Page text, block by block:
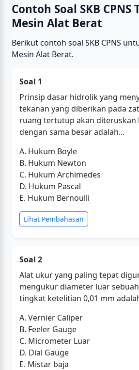
Contoh Soal SKB CPNS
Mesin Alat Berat
Berikut contoh soal SKB CPNS
Mesin Alat Berat.
Soal 1
Prinsip dasar hidrolik yang
tekanan yang diberikan pada
ruang tertutup akan diteruskan
dengan sama besar adalah...
A. Hukum Boyle
B. Hukum Newton
C. Hukum Archimedes
D. Hukum Pascal
E. Hukum Bernoulli
Lihat Pembahasan
Soal 2
Alat ukur yang paling tepat
mengukur diameter luar
tingkat ketelitian 0,01 mm
A. Vernier Caliper
B. Feeler Gauge
C. Micrometer Luar
D. Dial Gauge
E. Mistar baja